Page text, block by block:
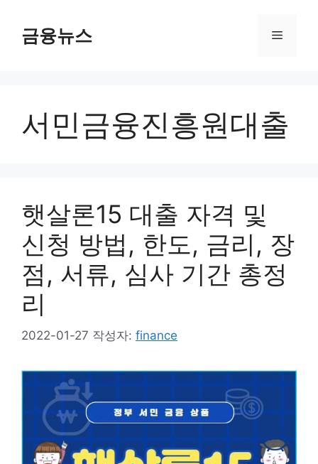
금융뉴스 메
서민금융진흥원대출
햇살론15 대출 자격 및
신청 방법, 한도, 금리, 장
점, 서류, 심사 기간 총정
리
2022-01-27 작성자: finance